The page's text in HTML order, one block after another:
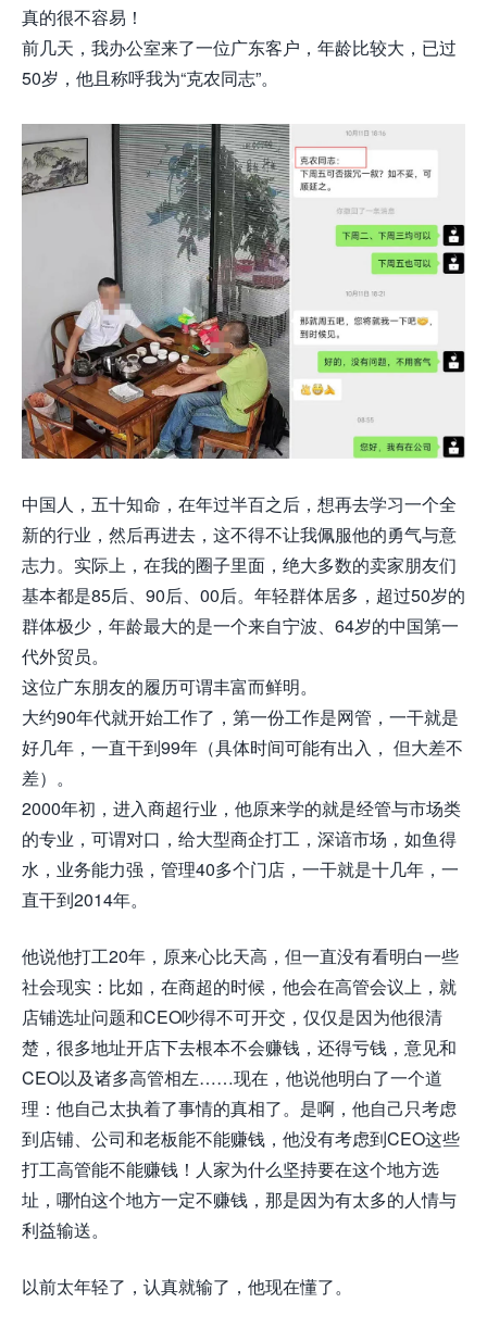
真的很不容易！
前几天，我办公室来了一位广东客户，年龄比较大，已过
50岁，他且称呼我为“克农同志”。
中国人，五十知命，在年过半百之后，想再去学习一个全
新的行业，然后再进去，这不得不让我佩服他的勇气与意
志力。实际上，在我的圈子里面，绝大多数的卖家朋友们
基本都是85后、90后、00后。年轻群体居多，超过50岁的
群体极少，年龄最大的是一个来自宁波、64岁的中国第一
代外贸员。
这位广东朋友的履历可谓丰富而鲜明。
大约90年代就开始工作了，第一份工作是网管，一干就是
好几年，一直干到99年（具体时间可能有出入， 但大差不
差） 。
2000年初，进入商超行业，他原来学的就是经管与市场类
的专业，可谓对口，给大型商企打工，深谙市场，如鱼得
水，业务能力强，管理40多个门店，一干就是十几年，一
直干到2014年。
他说他打工20年，原来心比天高，但一直没有看明白一些
社会现实：比如，在商超的时候，他会在高管会议上，就
店铺选址问题和CEO吵得不可开交，仅仅是因为他很清
楚，很多地址开店下去根本不会赚钱，还得亏钱，意见和
CEO以及诸多高管相左……现在，他说他明白了一个道
理：他自己太执着了事情的真相了。是啊，他自己只考虑
到店铺、公司和老板能不能赚钱，他没有考虑到CEO这些
打工高管能不能赚钱！人家为什么坚持要在这个地方选
址，哪怕这个地方一定不赚钱，那是因为有太多的人情与
利益输送。
以前太年轻了，认真就输了，他现在懂了。